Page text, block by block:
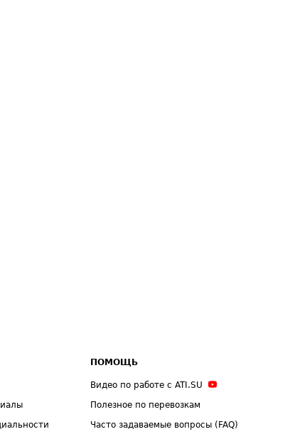
ПОМОЩЬ
Видео по работе с ATI.SU
Полезное по перевозкам
Часто задаваемые вопросы (FAQ)